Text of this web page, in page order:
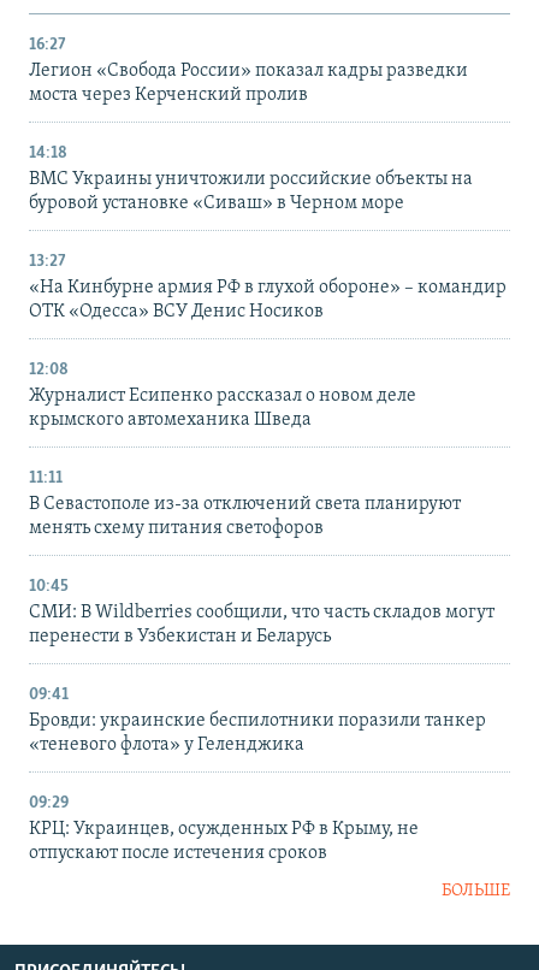
16:27
Легион «Свобода России» показал кадры разведки
моста через Керченский пролив
14:18
ВМС Украины уничтожили российские объекты на
буровой установке «Сиваш» в Черном море
13:27
«На Кинбурне армия РФ в глухой обороне» – командир
ОТК «Одесса» ВСУ Денис Носиков
12:08
Журналист Есипенко рассказал о новом деле
крымского автомеханика Шведа
11:11
В Севастополе из-за отключений света планируют
менять схему питания светофоров
10:45
СМИ: В Wildberries сообщили, что часть складов могут
перенести в Узбекистан и Беларусь
09:41
Бровди: украинские беспилотники поразили танкер
«теневого флота» у Геленджика
09:29
КРЦ: Украинцев, осужденных РФ в Крыму, не
отпускают после истечения сроков
БОЛЬШЕ